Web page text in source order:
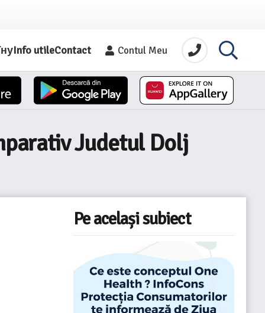
Info utileContact Contul Meu
Judetul Dolj
Pe același subiect